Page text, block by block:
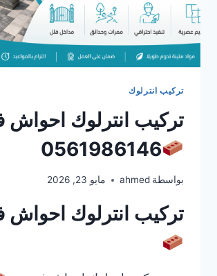
تركيب انترلوك
تركيب انترلوك احواش
0561986146
بواسطة ahmed مايو 23, 2026
تركيب انترلوك احواش